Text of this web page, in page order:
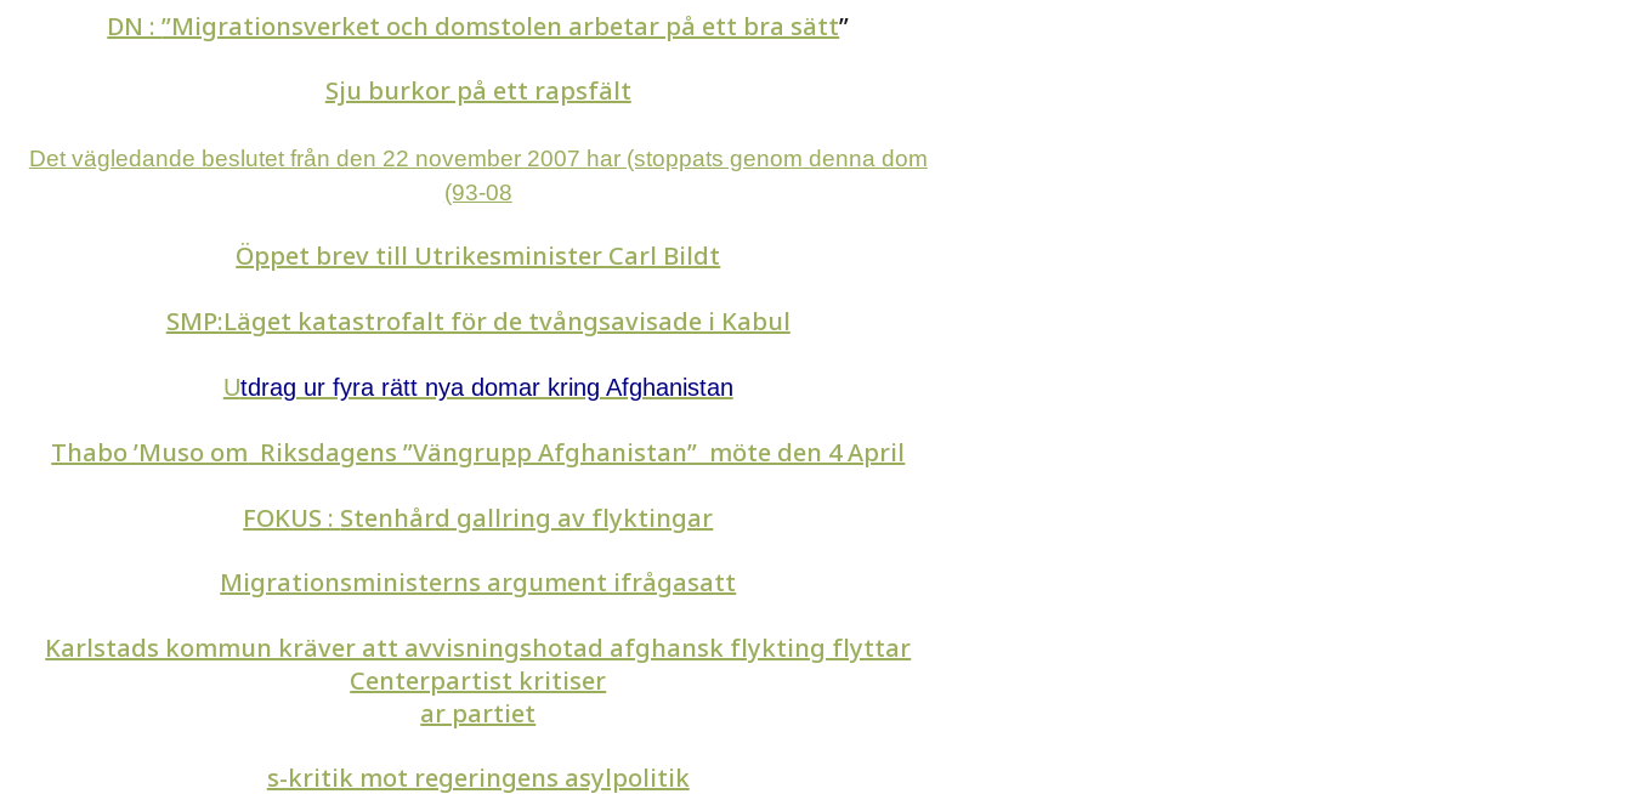
DN :”Migrationsverket och domstolen arbetar på ett bra sätt”
Sju burkor på ett rapsfält
Det vägledande beslutet från den 22 november 2007 har (stoppats genom denna dom
(93-08
Öppet brev till Utrikesminister Carl Bildt
SMP:Läget katastrofalt för de tvångsavisade i Kabul
Utdrag ur fyra rätt nya domar kring Afghanistan
Thabo ’Muso omRiksdagens ”Vängrupp Afghanistan” möte den 4 April
FOKUS :Stenhård gallring av flyktingar
Migrationsministerns argument ifrågasatt
Karlstads kommun kräver att avvisningshotad afghansk flykting flyttar
Centerpartist kritiser
ar partiet
s-kritik mot regeringens asylpolitik